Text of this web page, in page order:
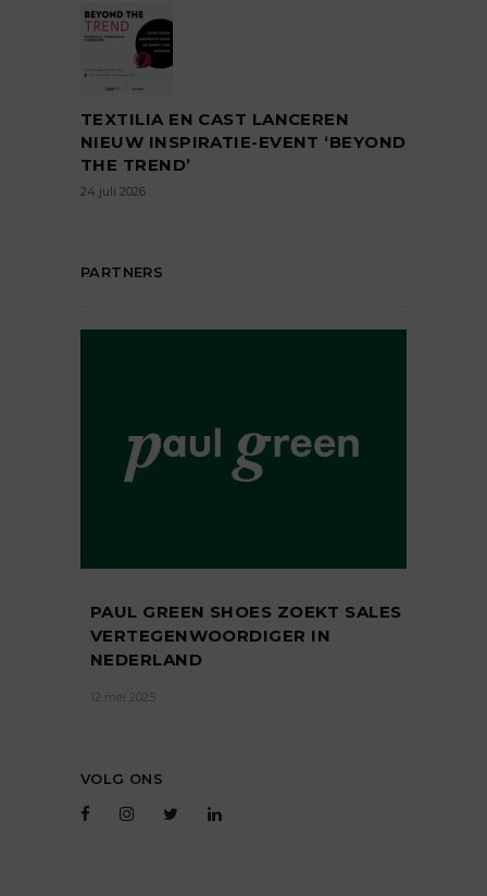
TEXTILIA EN CAST LANCEREN
NIEUW INSPIRATIE-EVENT ‘BEYOND
THE TREND’
24 juli 2026
PARTNERS
PAUL GREEN SHOES ZOEKT SALES
VERTEGENWOORDIGER IN
NEDERLAND
12 mei 2025
VOLG ONS